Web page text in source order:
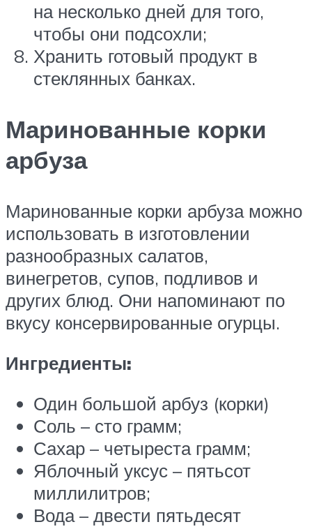
на несколько дней для того,
чтобы они подсохли;
Хранить готовый продукт в
стеклянных банках.
Маринованные корки
арбуза
Маринованные корки арбуза можно
использовать в изготовлении
разнообразных салатов,
винегретов, супов, подливов и
других блюд. Они напоминают по
вкусу консервированные огурцы.
Ингредиенты:
Один большой арбуз (корки)
Соль – сто грамм;
Сахар – четыреста грамм;
Яблочный уксус – пятьсот
миллилитров;
Вода – двести пятьдесят